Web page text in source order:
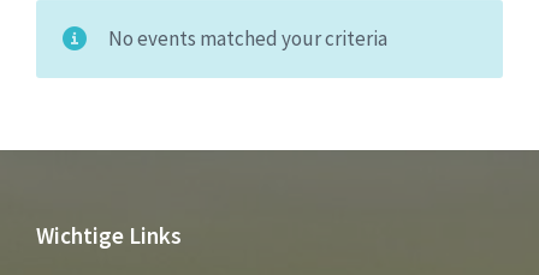
No events matched your criteria
Wichtige Links